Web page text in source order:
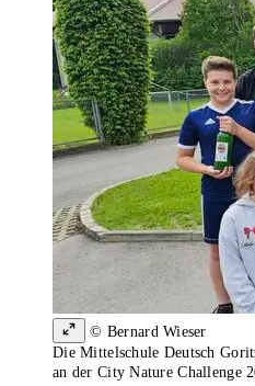
© Bernard Wieser
Die Mittelschule Deutsch
an der City Nature Challenge